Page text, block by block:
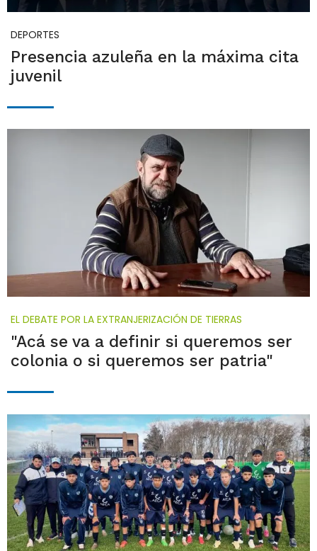
DEPORTES
Presencia azuleña en la máxima cita
juvenil
EL DEBATE POR LA EXTRANJERIZACIÓN DE TIERRAS
"Acá se va a definir si queremos ser
colonia o si queremos ser patria"